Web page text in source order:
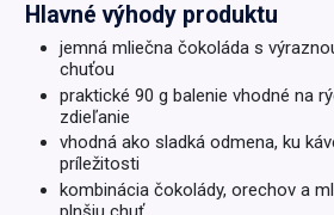
Hlavné výhody produktu
jemná mliečna čokoláda s
chuťou
praktické 90 g balenie vhodné na
zdieľanie
vhodná ako sladká odmena, ku
príležitosti
kombinácia čokolády, orechov a